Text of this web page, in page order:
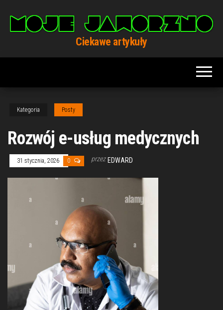
treści
Ciekawe artykuły
Kategoria Posty
Rozwój e-usług medycznych
31 stycznia, 2026 0 przez EDWARD